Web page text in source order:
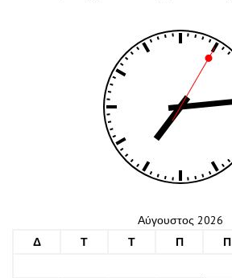
Αύγουστος 2026
Δ
Τ Τ Π Π